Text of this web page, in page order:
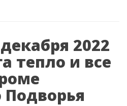
2022
тепло и все
Подворья